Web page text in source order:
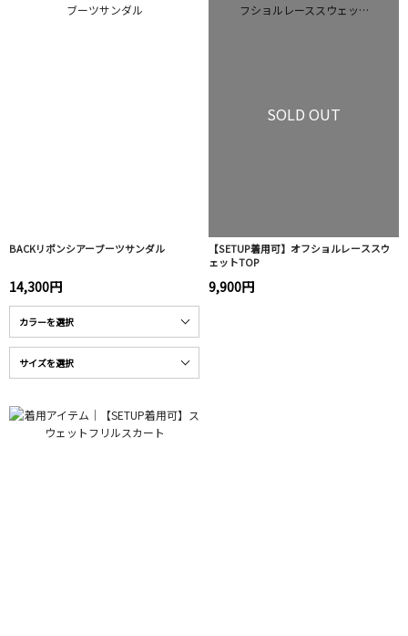
BACKリボンシアーブーツサンダル
14,300円
SOLD OUT
【SETUP着用可】オフショルレーススウ
ェットTOP
9,900円